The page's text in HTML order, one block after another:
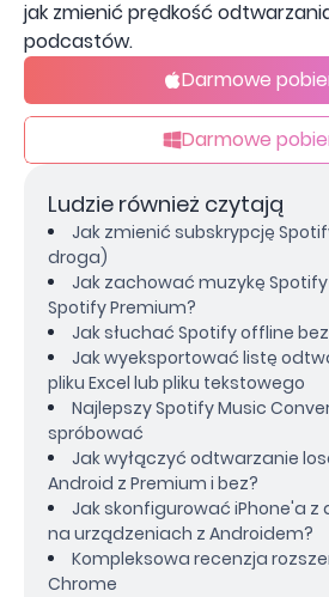
jak zmienić prędkość
podcastów.
Darmowe
Darmowe
Ludzie również czytają
Jak zmienić subskrypcję
droga)
Jak zachować muzykę
Spotify Premium?
Jak słuchać Spotify offline
Jak wyeksportować listę
pliku Excel lub pliku tekstowego
Najlepszy Spotify Music
spróbować
Jak wyłączyć odtwarzanie
Android z Premium i bez?
Jak skonfigurować iPhone'a z
na urządzeniach z Androidem?
Kompleksowa recenzja
Chrome